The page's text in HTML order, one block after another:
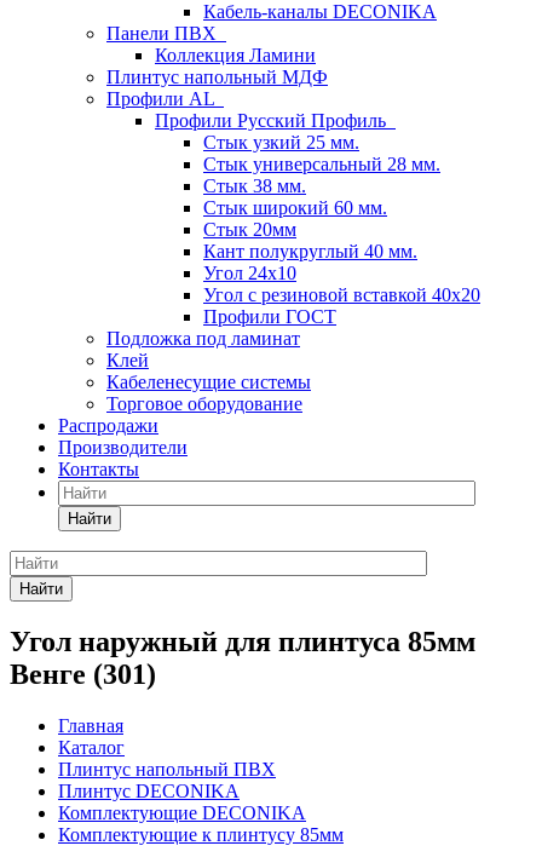
Кабель-каналы DECONIKA
Панели ПВХ
Коллекция Ламини
Плинтус напольный МДФ
Профили AL
Профили Русский Профиль
Стык узкий 25 мм.
Стык универсальный 28 мм.
Стык 38 мм.
Стык широкий 60 мм.
Стык 20мм
Кант полукруглый 40 мм.
Угол 24х10
Угол с резиновой вставкой 40х20
Профили ГОСТ
Подложка под ламинат
Клей
Кабеленесущие системы
Торговое оборудование
Распродажи
Производители
Контакты
Найти
Найти
Угол наружный для плинтуса 85мм
Венге (301)
Главная
Каталог
Плинтус напольный ПВХ
Плинтус DECONIKA
Комплектующие DECONIKA
Комплектующие к плинтусу 85мм